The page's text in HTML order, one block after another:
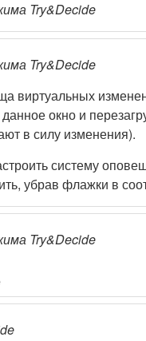
Try&Decide
Try&Decide
виртуальных
данное окно и
в силу изменения).
систему
убрав флажки в
Try&Decide